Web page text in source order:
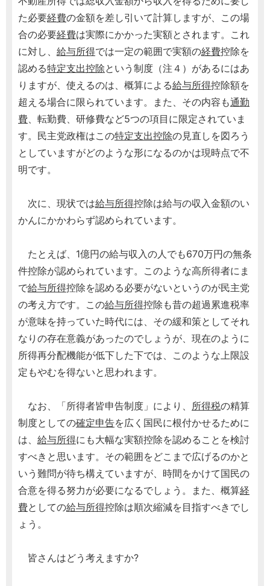
た必要経費の金額を差し引いて計算しますが、この場
合の必要経費は実際にかかった実額とされます。これ
に対し、 給与所得では一定の範囲で実額の経費控除を
認める特定支出控除という制度（注４）があるにはあ
りますが、使えるのは、概算による給与所得控除額を
超える場合に限られています。また、その内容も通勤
費、転勤費、研修費など5つの項目に限定されていま
す。民主党政権はこの特定支出控除の見直しを図ろう
としていますがどのような形になるのかは現時点で不
明です。
次に、現状では給与所得控除は給与の収入金額のい
かんにかかわらず認められています。
たとえば、1億円の給与収入の人でも670万円の無条
件控除が認められています。このような高所得者にま
で給与所得控除を認める必要がないというのが民主党
の考え方です。この給与所得控除も昔の超過累進税率
が意味を持っていた時代には、その緩和策としてそれ
なりの存在意義があったのでしょうが、現在のように
所得再分配機能が低下した下では、このような上限設
定もやむを得ないと思われます。
なお、「所得者皆申告制度」により、 所得税の精算
制度としての確定申告を広く国民に根付かせるために
は、 給与所得にも大幅な実額控除を認めることを検討
すべきと思います。その範囲をどこまで広げるのかと
いう難問が待ち構えていますが、時間をかけて国民の
合意を得る努力が必要になるでしょう。また、概算経
費としての給与所得控除は順次縮減を目指すべきでし
ょう。
皆さんはどう考えますか?